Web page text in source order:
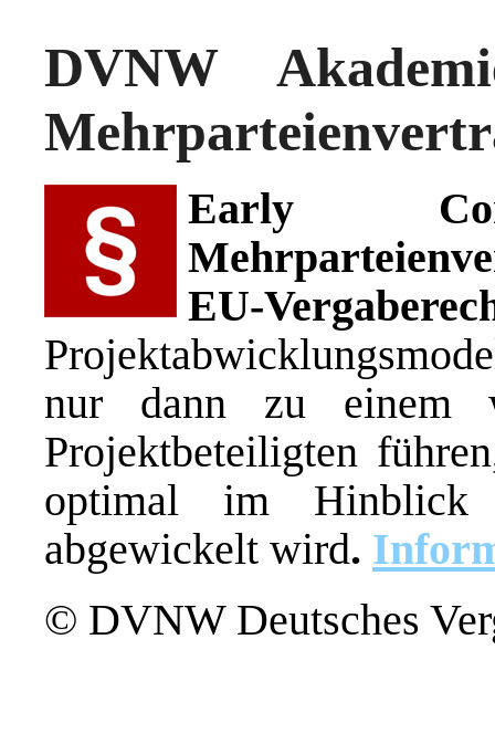
DVNW
Early
EU-
nur dann zu einem
Projektbeteiligten
optimal im Hinblick
abgewickelt wird.